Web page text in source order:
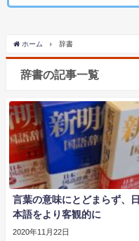
ホーム 辞書
辞書の記事一覧
言葉の意味にとどまらず、日
本語をより客観的に
2020年11月22日